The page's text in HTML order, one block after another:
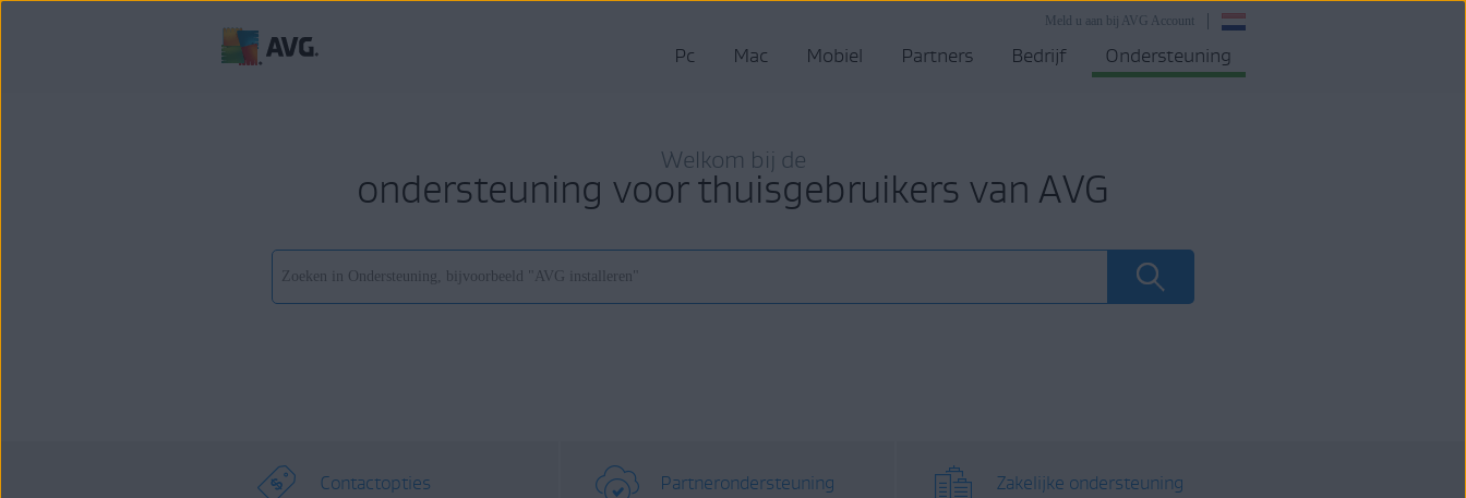
Meld u aan bij AVG Account
Pc Mac Mobiel Partners Bedrijf Ondersteuning
Welkom bij de
ondersteuning voor thuisgebruikers van AVG
Contactopties Partnerondersteuning Zakelijke ondersteuning